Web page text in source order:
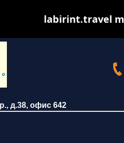
д.38, офис 642
labirint.travel